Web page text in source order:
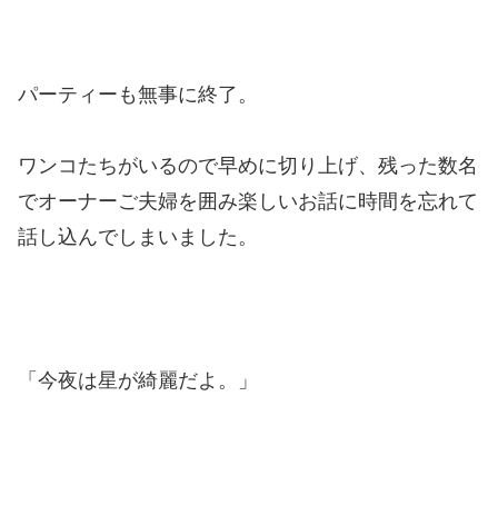
パーティーも無事に終了。
ワンコたちがいるので早めに切り上げ、残った数名
でオーナーご夫婦を囲み楽しいお話に時間を忘れて
話し込んでしまいました。
「今夜は星が綺麗だよ。」